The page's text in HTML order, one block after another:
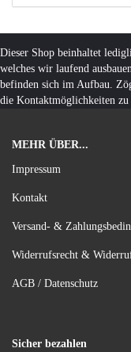
Dieser Shop beinhaltet
welches wir laufend
befinden sich im Aufbau.
die Kontaktmöglichkeiten zu
MEHR ÜBER...
Impressum
Kontakt
Versand- &
Widerrufsrecht &
AGB / Datenschutz
Sicher bezahlen